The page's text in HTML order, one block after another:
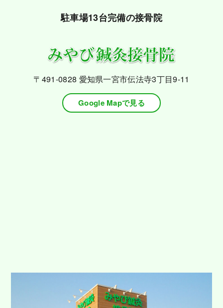
駐車場13台完備の接骨院
〒491-0828 愛知県一宮市伝法寺3丁目9-11
Google Mapで見る